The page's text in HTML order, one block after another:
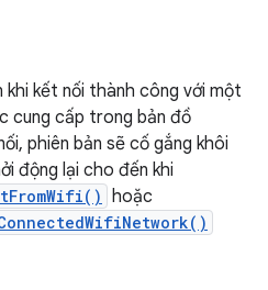
kết nối thành công với một
cung cấp trong bản đồ
phiên bản sẽ cố gắng khôi
động lại cho đến khi
hoặc